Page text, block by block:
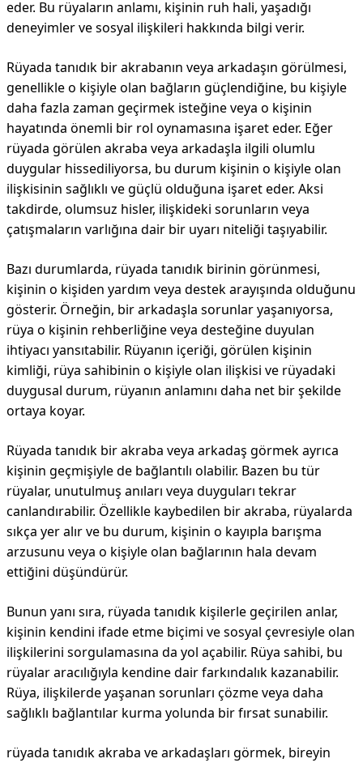
eder. Bu rüyaların anlamı, kişinin ruh hali, yaşadığı
deneyimler ve sosyal ilişkileri hakkında bilgi verir.
Rüyada tanıdık bir akrabanın veya arkadaşın görülmesi,
genellikle o kişiyle olan bağların güçlendiğine, bu kişiyle
daha fazla zaman geçirmek isteğine veya o kişinin
hayatında önemli bir rol oynamasına işaret eder. Eğer
rüyada görülen akraba veya arkadaşla ilgili olumlu
duygular hissediliyorsa, bu durum kişinin o kişiyle olan
ilişkisinin sağlıklı ve güçlü olduğuna işaret eder. Aksi
takdirde, olumsuz hisler, ilişkideki sorunların veya
çatışmaların varlığına dair bir uyarı niteliği taşıyabilir.
Bazı durumlarda, rüyada tanıdık birinin görünmesi,
kişinin o kişiden yardım veya destek arayışında olduğunu
gösterir. Örneğin, bir arkadaşla sorunlar yaşanıyorsa,
rüya o kişinin rehberliğine veya desteğine duyulan
ihtiyacı yansıtabilir. Rüyanın içeriği, görülen kişinin
kimliği, rüya sahibinin o kişiyle olan ilişkisi ve rüyadaki
duygusal durum, rüyanın anlamını daha net bir şekilde
ortaya koyar.
Rüyada tanıdık bir akraba veya arkadaş görmek ayrıca
kişinin geçmişiyle de bağlantılı olabilir. Bazen bu tür
rüyalar, unutulmuş anıları veya duyguları tekrar
canlandırabilir. Özellikle kaybedilen bir akraba, rüyalarda
sıkça yer alır ve bu durum, kişinin o kayıpla barışma
arzusunu veya o kişiyle olan bağlarının hala devam
ettiğini düşündürür.
Bunun yanı sıra, rüyada tanıdık kişilerle geçirilen anlar,
kişinin kendini ifade etme biçimi ve sosyal çevresiyle olan
ilişkilerini sorgulamasına da yol açabilir. Rüya sahibi, bu
rüyalar aracılığıyla kendine dair farkındalık kazanabilir.
Rüya, ilişkilerde yaşanan sorunları çözme veya daha
sağlıklı bağlantılar kurma yolunda bir fırsat sunabilir.
rüyada tanıdık akraba ve arkadaşları görmek, bireyin